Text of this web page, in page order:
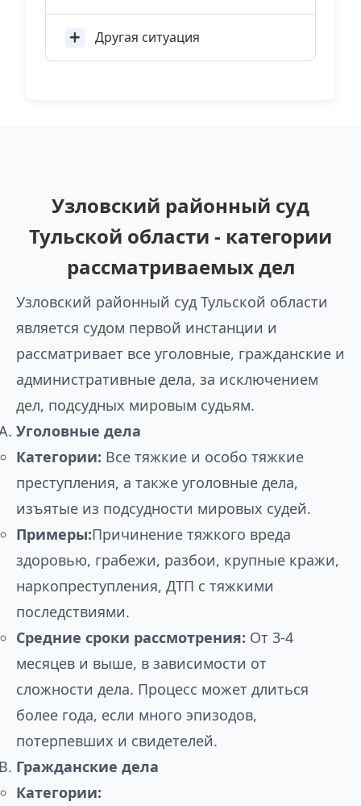
Другая ситуация
Узловский районный суд
Тульской области - категории
рассматриваемых дел
Узловский районный суд Тульской области
является судом первой инстанции и
рассматривает все уголовные, гражданские и
административные дела, за исключением
дел, подсудных мировым судьям.
Уголовные дела
Категории: Все тяжкие и особо тяжкие
преступления, а также уголовные дела,
изъятые из подсудности мировых судей.
Примеры:Причинение тяжкого вреда
здоровью, грабежи, разбои, крупные кражи,
наркопреступления, ДТП с тяжкими
последствиями.
Средние сроки рассмотрения: От 3-4
месяцев и выше, в зависимости от
сложности дела. Процесс может длиться
более года, если много эпизодов,
потерпевших и свидетелей.
Гражданские дела
Категории: